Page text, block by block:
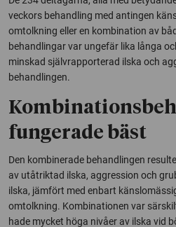
veckors behandling med antingen
omtolkning eller en kombination av
behandlingar var ungefär lika långa
minskad självrapporterad ilska och
behandlingen.
fungerade bäst
Den kombinerade behandlingen
av utåtriktad ilska, aggression och
ilska, jämfört med enbart
omtolkning. Kombinationen var
hade mycket höga nivåer av ilska vid